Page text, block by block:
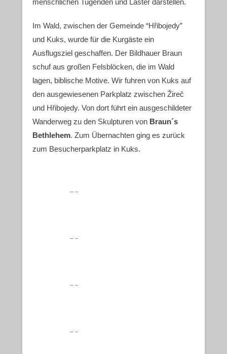
Im Wald, zwischen der Gemeinde “Hřibojedy”
und Kuks, wurde für die Kurgäste ein
Ausflugsziel geschaffen. Der Bildhauer Braun
schuf aus großen Felsblöcken, die im Wald
lagen, biblische Motive. Wir fuhren von Kuks auf
den ausgewiesenen Parkplatz zwischen Žireč
und Hřibojedy. Von dort führt ein ausgeschildeter
Wanderweg zu den Skulpturen von Braun´s
Bethlehem. Zum Übernachten ging es zurück
zum Besucherparkplatz in Kuks.